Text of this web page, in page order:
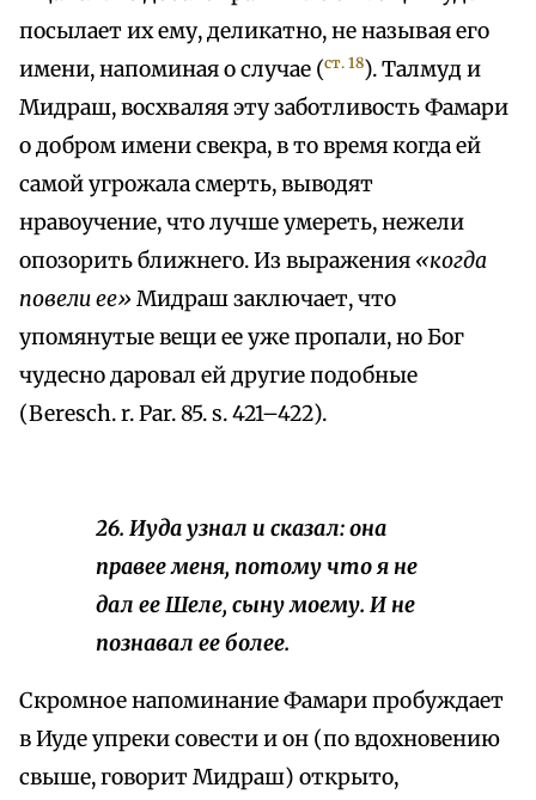
посылает их ему, деликатно, не называя его
имени, напоминая о случае (ст. 18). Талмуд и
Мидраш, восхваляя эту заботливость Фамари
о добром имени свекра, в то время когда ей
самой угрожала смерть, выводят
нравоучение, что лучше умереть, нежели
опозорить ближнего. Из выражения «когда
повели ее» Мидраш заключает, что
упомянутые вещи ее уже пропали, но Бог
чудесно даровал ей другие подобные
(Beresch. r. Par. 85. s. 421–422).
26. Иуда узнал и сказал: она
правее меня, потому что я не
дал ее Шеле, сыну моему. И не
познавал ее более.
Скромное напоминание Фамари пробуждает
в Иуде упреки совести и он (по вдохновению
свыше, говорит Мидраш) открыто,